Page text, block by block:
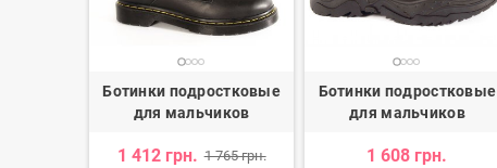
Ботинки подростковые
для мальчиков
1 412 грн. 1 765 грн.
Ботинки подростковые
для мальчиков
1 608 грн.